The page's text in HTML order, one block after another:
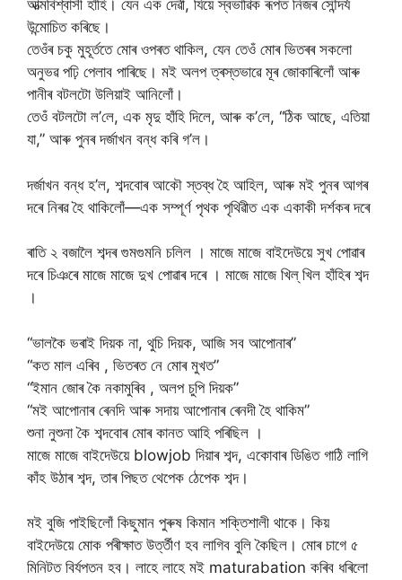
আত্মবিশ্বাসী হাঁহি। যেন এক দেৱী, যিয়ে স্বভাৱিক ৰূপত নিজৰ সৌন্দৰ্য
উন্মোচিত কৰিছে।
তেওঁৰ চকু মুহূর্ততে মোৰ ওপৰত থাকিল, যেন তেওঁ মোৰ ভিতৰৰ সকলো
অনুভৱ পঢ়ি পেলাব পাৰিছে। মই অলপ ত্ৰস্তভাৱে মূৰ জোকাৰিলোঁ আৰু
পানীৰ বটলটো উলিয়াই আনিলোঁ।
তেওঁ বটলটো ল’লে, এক মৃদু হাঁহি দিলে, আৰু ক’লে, “ঠিক আছে, এতিয়া
যা,” আৰু পুনৰ দৰ্জাখন বন্ধ কৰি গ’ল।
দৰ্জাখন বন্ধ হ’ল, শব্দবোৰ আকৌ স্তব্ধ হৈ আহিল, আৰু মই পুনৰ আগৰ
দৰে নিৰৱ হৈ থাকিলোঁ—এক সম্পূৰ্ণ পৃথক পৃথিৱীত এক একাকী দৰ্শকৰ দৰে
ৰাতি ২ বজালৈ শব্দৰ গুমগুমনি চলিল । মাজে মাজে বাইদেউয়ে সুখ পোৱাৰ
দৰে চিঞৰে মাজে মাজে দুখ পোৱাৰ দৰে । মাজে মাজে খিল্ খিল হাঁহিৰ শব্দ
।
“ভালকৈ ভৰাই দিয়ক না, থুচি দিয়ক, আজি সব আপোনাৰ”
“কত মাল এৰিব , ভিতৰত নে মোৰ মুখত”
“ইমান জোৰ কৈ নকামুৰিব , অলপ চুপি দিয়ক”
“মই আপোনাৰ ৰেনদি আৰু সদায় আপোনাৰ ৰেনদী হৈ থাকিম”
শুনা নুশুনা কৈ শব্দবোৰ মোৰ কানত আহি পৰিছিল ।
মাজে মাজে বাইদেউয়ে blowjob দিয়াৰ শব্দ, একোবাৰ ডিঙিত গাঠি লাগি
কাঁহ উঠাৰ শব্দ, তাৰ পিছত থেপেক ঠেপেক শব্দ।
মই বুজি পাইছিলোঁ কিছুমান পুৰুষ কিমান শক্তিশালী থাকে। কিয়
বাইদেউয়ে মোক পৰীক্ষাত উৰ্ত্তীণ হব লাগিব বুলি কৈছিল। মোৰ চাগে ৫
মিনিটত বিৰ্যপতন হব। লাহে লাহে মই maturabation কৰিব ধৰিলো